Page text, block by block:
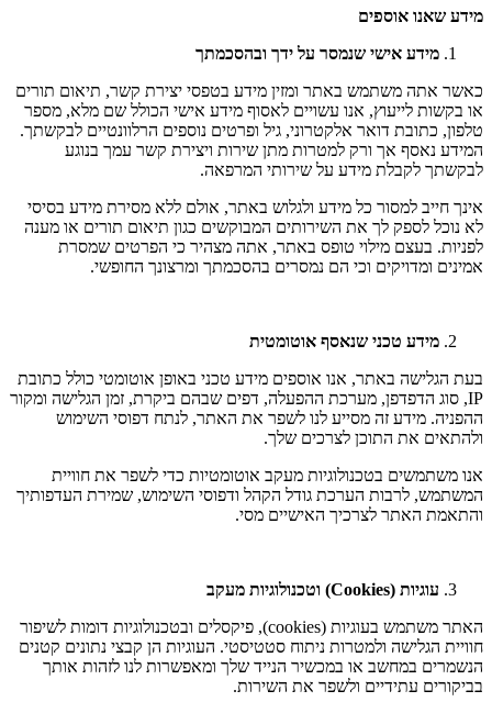
מידע שאנו אוספים
מידע אישי שנמסר על ידך ובהסכמתך
כאשר אתה משתמש באתר ומזין מידע בטפסי יצירת קשר, תיאום תורים
או בקשות לייעוץ, אנו עשויים לאסוף מידע אישי הכולל שם מלא, מספר
טלפון, כתובת דואר אלקטרוני, גיל ופרטים נוספים הרלוונטיים לבקשתך.
המידע נאסף אך ורק למטרות מתן שירות ויצירת קשר עמך בנוגע
לבקשתך לקבלת מידע על שירותי המרפאה.
אינך חייב למסור כל מידע ולגלוש באתר, אולם ללא מסירת מידע בסיסי
לא נוכל לספק לך את השירותים המבוקשים כגון תיאום תורים או מענה
לפניות. בעצם מילוי טופס באתר, אתה מצהיר כי הפרטים שמסרת
אמינים ומדויקים וכי הם נמסרים בהסכמתך ומרצונך החופשי.
מידע טכני שנאסף אוטומטית
בעת הגלישה באתר, אנו אוספים מידע טכני באופן אוטומטי כולל כתובת
IP, סוג הדפדפן, מערכת ההפעלה, דפים שבהם ביקרת, זמן הגלישה ומקור
ההפניה. מידע זה מסייע לנו לשפר את האתר, לנתח דפוסי השימוש
ולהתאים את התוכן לצרכים שלך.
אנו משתמשים בטכנולוגיות מעקב אוטומטיות כדי לשפר את חוויית
המשתמש, לרבות הערכת גודל הקהל ודפוסי השימוש, שמירת העדפותיך
והתאמת האתר לצרכיך האישיים מסי.
עוגיות (Cookies) וטכנולוגיות מעקב
האתר משתמש בעוגיות (cookies), פיקסלים ובטכנולוגיות דומות לשיפור
חוויית הגלישה ולמטרות ניתוח סטטיסטי. העוגיות הן קבצי נתונים קטנים
הנשמרים במחשב או במכשיר הנייד שלך ומאפשרות לנו לזהות אותך
בביקורים עתידיים ולשפר את השירות.